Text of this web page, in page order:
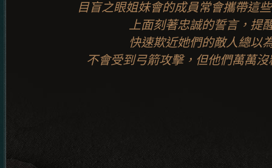
目盲之眼姐妹會的成員常會攜帶這
上面刻著忠誠的誓言，提
快速欺近她們的敵人總以
不會受到弓箭攻擊，但他們萬萬